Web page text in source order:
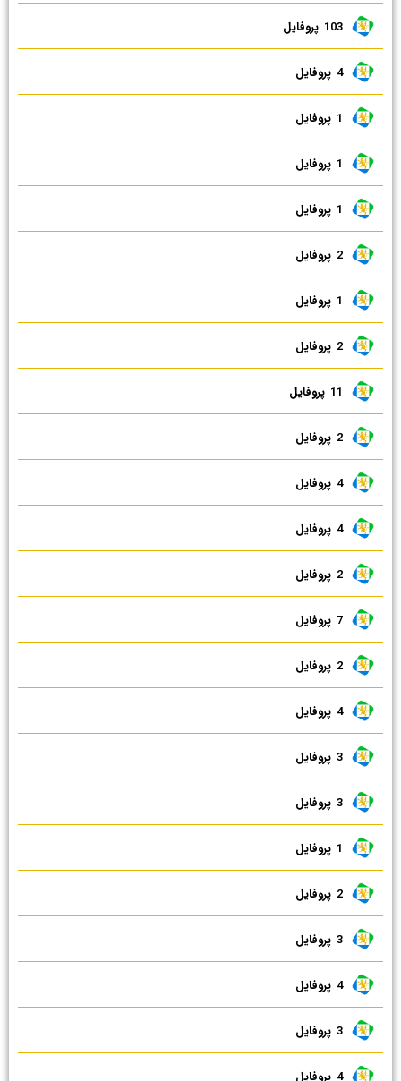
103 ‌ پروفایل
4 ‌ پروفایل
1 ‌ پروفایل
1 ‌ پروفایل
1 ‌ پروفایل
2 ‌ پروفایل
1 ‌ پروفایل
2 ‌ پروفایل
11 ‌ پروفایل
2 ‌ پروفایل
4 ‌ پروفایل
4 ‌ پروفایل
2 ‌ پروفایل
7 ‌ پروفایل
2 ‌ پروفایل
4 ‌ پروفایل
3 ‌ پروفایل
3 ‌ پروفایل
1 ‌ پروفایل
2 ‌ پروفایل
3 ‌ پروفایل
4 ‌ پروفایل
3 ‌ پروفایل
4 ‌ پروفایل